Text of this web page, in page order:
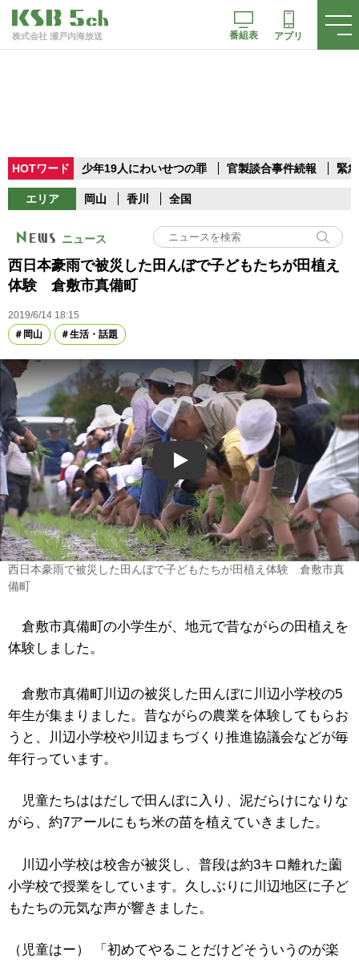
株式会社 瀬戸内海放送 番組表 アプリ
HOTワード 少年19人にわいせつの罪 官製談合事件続報 緊
エリア 岡山 香川 全国
ニュース
西日本豪雨で被災した田んぼで子どもたちが田植え
体験 倉敷市真備町
2019/6/14 18:15
岡山
生活・話題
Play
西日本豪雨で被災した田んぼで子どもたちが田植え体験 倉敷市真
備町
倉敷市真備町の小学生が、地元で昔ながらの田植えを
体験しました。
倉敷市真備町川辺の被災した田んぼに川辺小学校の5
年生が集まりました。昔ながらの農業を体験してもらお
うと、川辺小学校や川辺まちづくり推進協議会などが毎
年行っています。
児童たちははだしで田んぼに入り、泥だらけになりな
がら、約7アールにもち米の苗を植えていきました。
川辺小学校は校舎が被災し、普段は約3キロ離れた薗
小学校で授業をしています。久しぶりに川辺地区に子ど
もたちの元気な声が響きました。
（児童はー） 「初めてやることだけどそういうのが楽